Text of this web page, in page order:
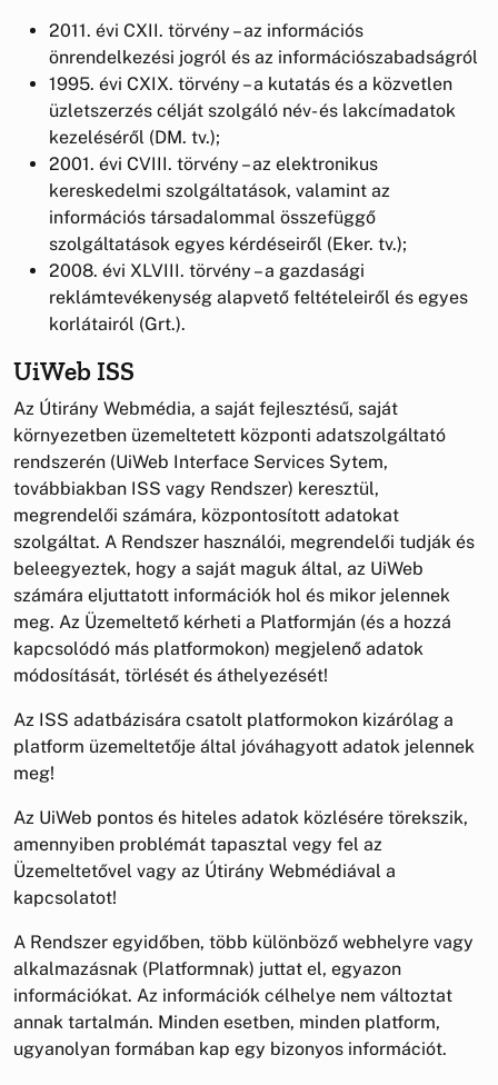
2011. évi CXII. törvény – az információs
önrendelkezési jogról és az információszabadságról
1995. évi CXIX. törvény – a kutatás és a közvetlen
üzletszerzés célját szolgáló név- és lakcímadatok
kezeléséről (DM. tv.);
2001. évi CVIII. törvény – az elektronikus
kereskedelmi szolgáltatások, valamint az
információs társadalommal összefüggő
szolgáltatások egyes kérdéseiről (Eker. tv.);
2008. évi XLVIII. törvény – a gazdasági
reklámtevékenység alapvető feltételeiről és egyes
korlátairól (Grt.).
UiWeb ISS
Az Útirány Webmédia, a saját fejlesztésű, saját
környezetben üzemeltetett központi adatszolgáltató
rendszerén (UiWeb Interface Services Sytem,
továbbiakban ISS vagy Rendszer) keresztül,
megrendelői számára, központosított adatokat
szolgáltat. A Rendszer használói, megrendelői tudják és
beleegyeztek, hogy a saját maguk által, az UiWeb
számára eljuttatott információk hol és mikor jelennek
meg. Az Üzemeltető kérheti a Platformján (és a hozzá
kapcsolódó más platformokon) megjelenő adatok
módosítását, törlését és áthelyezését!
Az ISS adatbázisára csatolt platformokon kizárólag a
platform üzemeltetője által jóváhagyott adatok jelennek
meg!
Az UiWeb pontos és hiteles adatok közlésére törekszik,
amennyiben problémát tapasztal vegy fel az
Üzemeltetővel vagy az Útirány Webmédiával a
kapcsolatot!
A Rendszer egyidőben, több különböző webhelyre vagy
alkalmazásnak (Platformnak) juttat el, egyazon
információkat. Az információk célhelye nem változtat
annak tartalmán. Minden esetben, minden platform,
ugyanolyan formában kap egy bizonyos információt.